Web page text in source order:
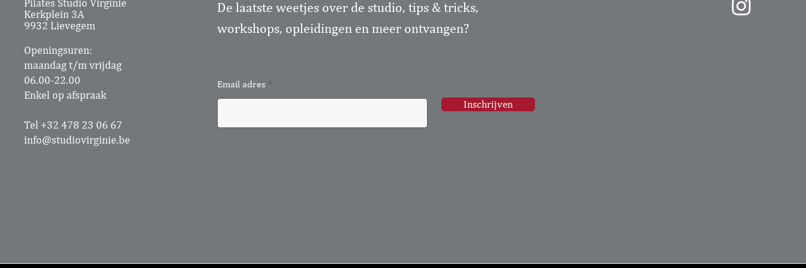
Pilates Studio Virginie
Kerkplein 3A
9932 Lievegem
Openingsuren:
maandag t/m vrijdag
06.00-22.00
Enkel op afspraak
Tel +32 478 23 06 67
info@studiovirginie.be
De laatste weetjes over de studio, tips & tricks,
workshops, opleidingen en meer ontvangen?
Email adres
Inschrijven